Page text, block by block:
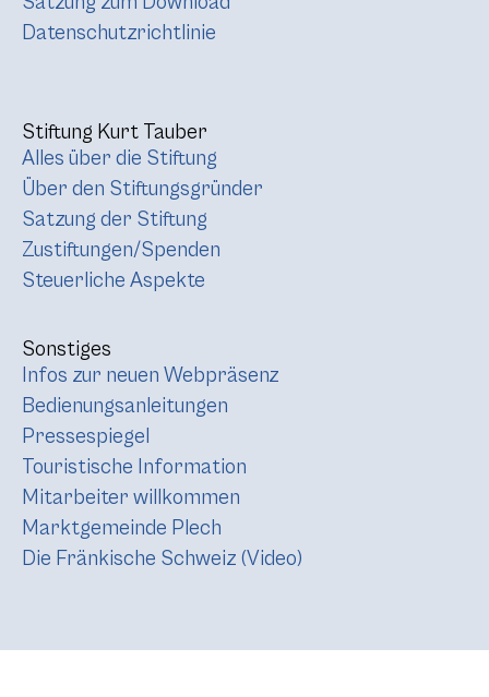
Datenschutzrichtlinie
Stiftung Kurt Tauber
Alles über die Stiftung
Über den Stiftungsgründer
Satzung der Stiftung
Zustiftungen/Spenden
Steuerliche Aspekte
Sonstiges
Infos zur neuen Webpräsenz
Bedienungsanleitungen
Pressespiegel
Touristische Information
Mitarbeiter willkommen
Marktgemeinde Plech
Die Fränkische Schweiz (Video)